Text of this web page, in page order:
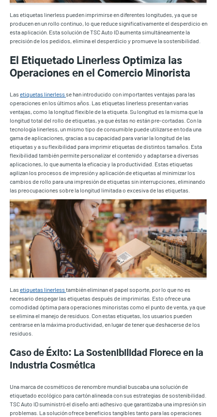
Las etiquetas linerless pueden imprimirse en diferentes longitudes, ya que se
producen en un rollo continuo, lo que reduce significativamente el desperdicio en
esta aplicación. Esta solución de TSC Auto ID aumenta simultáneamente la
precisión de los pedidos, elimina el desperdicio y promueve la sostenibilidad.
El Etiquetado Linerless Optimiza las
Operaciones en el Comercio Minorista
Las etiquetas linerless se han introducido con importantes ventajas para las
operaciones en los últimos años. Las etiquetas linerless presentan varias
ventajas, como la longitud flexible de la etiqueta. Su longitud es la misma que la
longitud total del rollo de etiquetas, ya que éstas no están pre-cortadas. Con la
tecnología linerless, un mismo tipo de consumible puede utilizarse en toda una
gama de aplicaciones, gracias a su capacidad para variar la longitud de las
etiquetas y a su flexibilidad para imprimir etiquetas de distintos tamaños. Esta
flexibilidad también permite personalizar el contenido y adaptarse a diversas
aplicaciones, lo que aumenta la eficacia y la productividad. Estas etiquetas
agilizan los procesos de impresión y aplicación de etiquetas al minimizar los
cambios de rollo para una impresión de etiquetas sin interrupciones, eliminando
las preocupaciones sobre la longitud limitada o excesiva de las etiquetas.
Lasetiquetas linerlesstambién eliminan el papel soporte, por lo que no es
necesario despegar las etiquetas después de imprimirlas. Esto ofrece una
comodidad óptima para operaciones minoristas como el punto de venta, ya que
se elimina el manejo de residuos. Con estas etiquetas, los usuarios pueden
centrarse en la máxima productividad, en lugar de tener que deshacerse de los
residuos.
Caso de Éxito: La Sostenibilidad Florece en la
Industria Cosmética
Una marca de cosméticos de renombre mundial buscaba una solución de
etiquetado ecológico para cartón alineada con sus estrategias de sostenibilidad.
TSC Auto ID suministró el diseño anti adhesivo que garantizaba una impresión sin
problemas. La solución ofrece beneficios tangibles tanto para las operaciones